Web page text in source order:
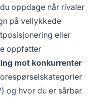
oppdage når rivaler
på vellykkede
eller
oppfatter
mot konkurrenter
og hvor du er sårbar